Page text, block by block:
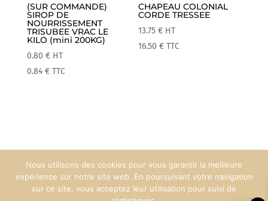
(SUR COMMANDE)
SIROP DE
NOURRISSEMENT
TRISUBEE VRAC LE
KILO (mini 200KG)
0.80 € HT
0.84 € TTC
CHAPEAU COLONIAL
CORDE TRESSEE
13.75€ HT
16.50€ TTC
Mentions Légales Espace Pro
Nous utilisons des cookies pour vous garantir la meilleure
expérience sur notre site web. En poursuivant votre navigation
sur ce site, vous acceptez leur utilisation pour suivi de